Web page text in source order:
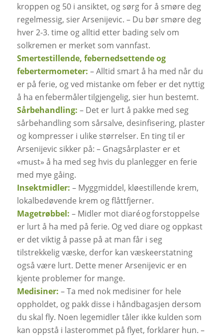
kroppen og 50 i ansiktet, og sørg for å smøre deg
regelmessig, sier Arsenijevic. – Du bør smøre deg
hver 2-3. time og alltid etter bading selv om
solkremen er merket som vannfast.
Smertestillende, febernedsettende og
febertermometer: – Alltid smart å ha med når du
er på ferie, og ved mistanke om feber er det nyttig
å ha en febermåler tilgjengelig, sier hun bestemt.
Sårbehandling: – Det er lurt å pakke med seg
sårbehandling som sårsalve, desinfisering, plaster
og kompresser i ulike størrelser. En ting til er
Arsenijevic sikker på: – Gnagsårplaster er et
«must» å ha med seg hvis du planlegger en ferie
med mye gåing.
Insektmidler: – Myggmiddel, kløestillende krem,
lokalbedøvende krem og flåttfjerner.
Magetrøbbel: – Midler mot diaré og forstoppelse
er lurt å ha med på ferie. Og ved diare og oppkast
er det viktig å passe på at man får i seg
tilstrekkelig væske, derfor kan væskeerstatning
også være lurt. Dette mener Arsenijevic er en
kjente problemer for mange.
Medisiner: – Ta med nok medisiner for hele
oppholdet, og pakk disse i håndbagasjen dersom
du skal fly. Noen legemidler tåler ikke kulden som
kan oppstå i lasterommet på flyet, forklarer hun. –